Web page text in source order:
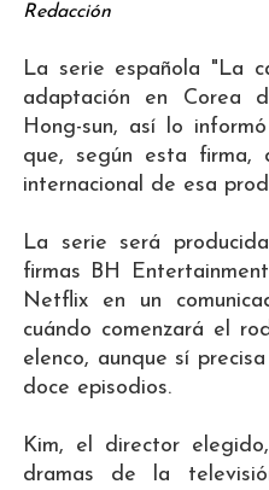
Redacción
La serie española "La
adaptación en Corea
Hong-sun, así lo
que, según esta firma,
internacional de esa
La serie será
firmas BH
Netflix en un
cuándo comenzará el
elenco, aunque sí
doce episodios.
Kim, el director
dramas de la